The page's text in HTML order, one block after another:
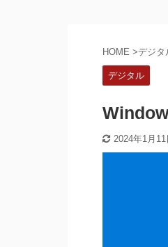
HOME >デジタ
デジタル
2024年1月11